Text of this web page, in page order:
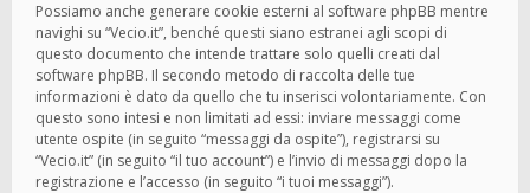
Possiamo anche generare cookie esterni al software phpBB mentre
navighi su “Vecio.it”, benché questi siano estranei agli scopi di
questo documento che intende trattare solo quelli creati dal
software phpBB. Il secondo metodo di raccolta delle tue
informazioni è dato da quello che tu inserisci volontariamente. Con
questo sono intesi e non limitati ad essi: inviare messaggi come
utente ospite (in seguito “messaggi da ospite”), registrarsi su
“Vecio.it” (in seguito “il tuo account”) e l’invio di messaggi dopo la
registrazione e l’accesso (in seguito “i tuoi messaggi”).